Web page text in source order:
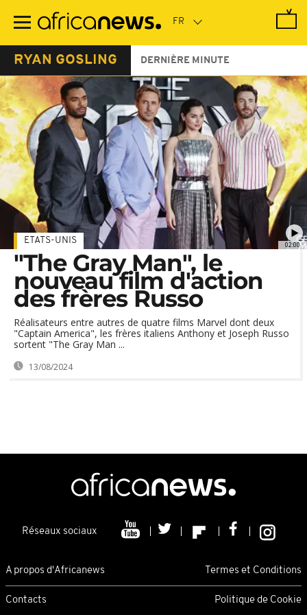
contenu
RYAN GOSLING DERNIÈRE MINUTE
02:00
ETATS-UNIS
"The Gray Man", le
nouveau film d'action
des frères Russo
Réalisateurs entre autres de quatre films Marvel dont deux
"Captain America", les frères italiens Anthony et Joseph Russo
sortent "The Gray Man ...
13/08/2024
Réseaux sociaux
A propos d'Africanews Termes et Conditions
Contacts Politique de Cookie